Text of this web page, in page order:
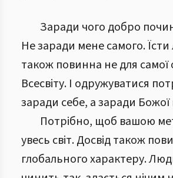
Заради чого добро
Не заради мене самого.
також повинна не для самої
Всесвіту. І одружуватися
заради себе, а заради Божої
Потрібно, щоб вашою
увесь світ. Досвід також
глобального характеру.